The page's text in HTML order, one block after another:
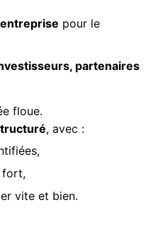
pour le
partenaires
floue.
, avec :
fort,
vite et bien.